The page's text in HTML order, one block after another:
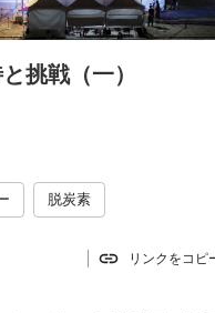
挑戦（一）
脱炭素
リンクをコピ